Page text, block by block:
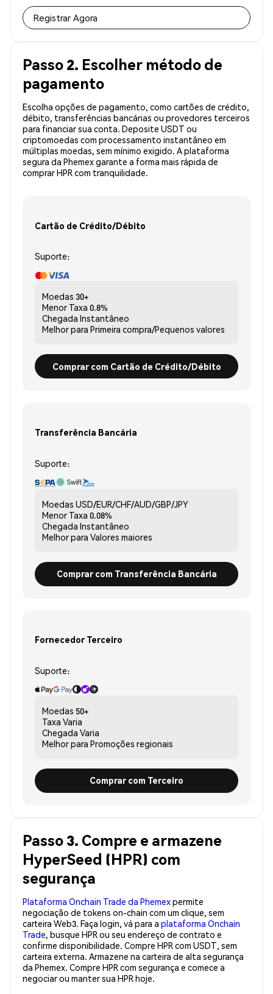
Registrar Agora
Passo 2. Escolher método de
pagamento
Escolha opções de pagamento, como cartões de crédito,
débito, transferências bancárias ou provedores terceiros
para financiar sua conta. Deposite USDT ou
criptomoedas com processamento instantâneo em
múltiplas moedas, sem mínimo exigido. A plataforma
segura da Phemex garante a forma mais rápida de
comprar HPR com tranquilidade.
Cartão de Crédito/Débito
Suporte:
Moedas 30+
Menor Taxa 0.8%
Chegada Instantâneo
Melhor para Primeira compra/Pequenos valores
Comprar com Cartão de Crédito/Débito
Transferência Bancária
Suporte:
Moedas USD/EUR/CHF/AUD/GBP/JPY
Menor Taxa 0.08%
Chegada Instantâneo
Melhor para Valores maiores
Comprar com Transferência Bancária
Fornecedor Terceiro
Suporte:
Moedas 50+
Taxa Varia
Chegada Varia
Melhor para Promoções regionais
Comprar com Terceiro
Passo 3. Compre e armazene
HyperSeed (HPR) com
segurança
Plataforma Onchain Trade da Phemexpermite
negociação de tokens on-chain com um clique, sem
carteira Web3. Faça login, vá para a plataforma Onchain
Trade, busque HPR ou seu endereço de contrato e
confirme disponibilidade. Compre HPR com USDT, sem
carteira externa. Armazene na carteira de alta segurança
da Phemex. Compre HPR com segurança e comece a
negociar ou manter sua HPR hoje.